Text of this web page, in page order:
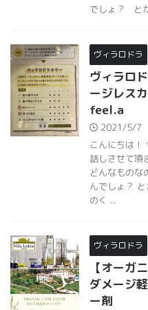
でしょ？ と
ヴィラロドラ
ヴィラロ
ージレス
feel.a
2021/5/7
こんにちは！
話しさせて頂
どんなものな
んでしょ？
のく ...
ヴィラロドラ
【オーガ
ダメージ
ー剤